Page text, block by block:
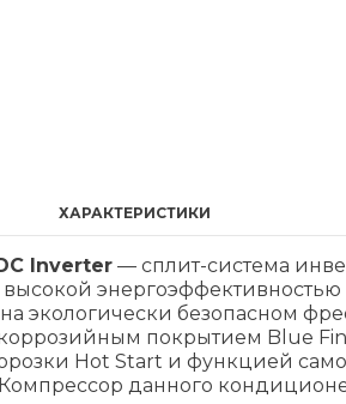
ХАРАКТЕРИСТИКИ
Inverter — сплит-система
энергоэффективностью
экологически безопасном
покрытием Blue
Hot Start и функцией
данного